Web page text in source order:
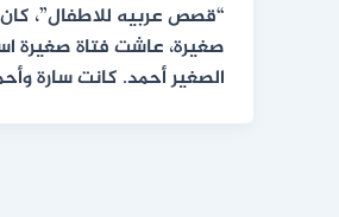
“قصص عربيه للاطفال”،
صغيرة، عاشت فتاة صغيرة
الصغير أحمد. كانت سارة